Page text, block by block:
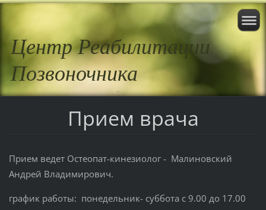
Центр Реабилитации
Позвоночника
Прием врача
Прием ведет Остеопат-кинезиолог - Малиновский
Андрей Владимирович.
график работы: понедельник- суббота с 9.00 до 17.00